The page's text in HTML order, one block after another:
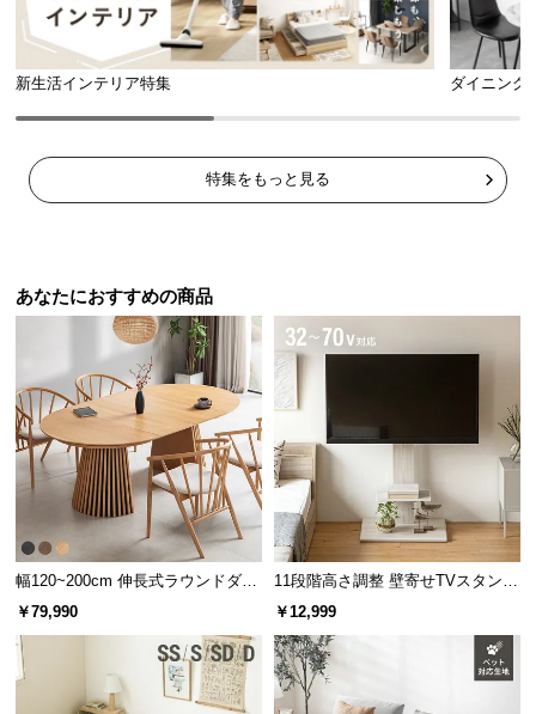
新生活インテリア特集 ダイニング
特集をもっと見る
あなたにおすすめの商品
幅120~200cm 伸長式ラウンドダイ
ニングテーブル 6人掛け 天然木突
￥79,990
11段階高さ調整 壁寄せTVスタンド
キャスター付き 上下左右角度調節
￥12,999